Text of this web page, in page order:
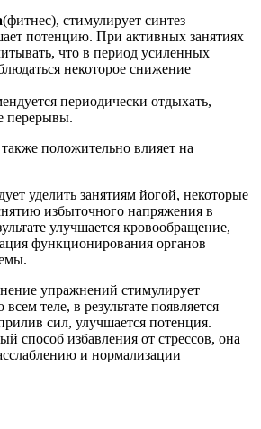
(фитнес), стимулирует синтез
потенцию. При активных занятиях
что в период усиленных
некоторое снижение
периодически отдыхать,
перерывы.
уделить занятиям йогой, некоторые
избыточного напряжения в
улучшается кровообращение,
функционирования органов
упражнений стимулирует
теле, в результате появляется
сил, улучшается потенция.
способ избавления от стрессов, она
и нормализации